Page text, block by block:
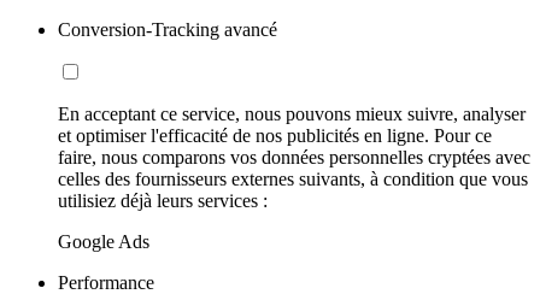
Conversion-Tracking avancé
En acceptant ce service, nous pouvons mieux suivre, analyser
et optimiser l'efficacité de nos publicités en ligne. Pour ce
faire, nous comparons vos données personnelles cryptées avec
celles des fournisseurs externes suivants, à condition que vous
utilisiez déjà leurs services :
Google Ads
Performance